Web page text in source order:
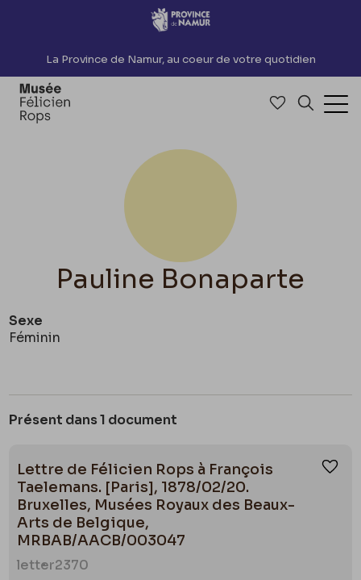
Accèder directement au contenu
La Province de Namur, au coeur de votre quotidien
Accéder à
Pauline Bonaparte
Sexe
Féminin
Présent dans 1 document
Lettre de Félicien Rops à François
Taelemans. [Paris], 1878/02/20.
Bruxelles, Musées Royaux des Beaux-
Arts de Belgique,
MRBAB/AACB/003047
letter2370